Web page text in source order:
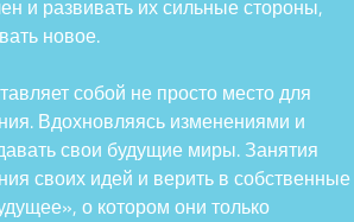
и развивать их сильные стороны,
новое.
собой не просто место для
Вдохновляясь изменениями и
свои будущие миры. Занятия
своих идей и верить в собственные
о котором они только